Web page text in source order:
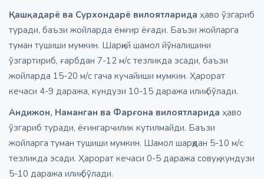
Қашқадарё ва Сурхондарё вилоятларида ҳаво ўзгариб
туради, баъзи жойларда ёмғир ёғади. Баъзи жойларга
туман тушиши мумкин. Шарқий шамол йўналишини
ўзгартириб, ғарбдан 7-12 м/с тезликда эсади, баъзи
жойларда 15-20 м/с гача кучайиши мумкин. Ҳарорат
кечаси 4-9 даража, кундузи 10-15 даража илиқ бўлади.
Андижон, Наманган ва Фарғона вилоятларида ҳаво
ўзгариб туради, ёғингарчилик кутилмайди. Баъзи
жойларга туман тушиши мумкин. Шамол шарқдан 5-10 м/с
тезликда эсади. Ҳарорат кечаси 0-5 даража совуқ, кундузи
5-10 даража илиқ бўлади.